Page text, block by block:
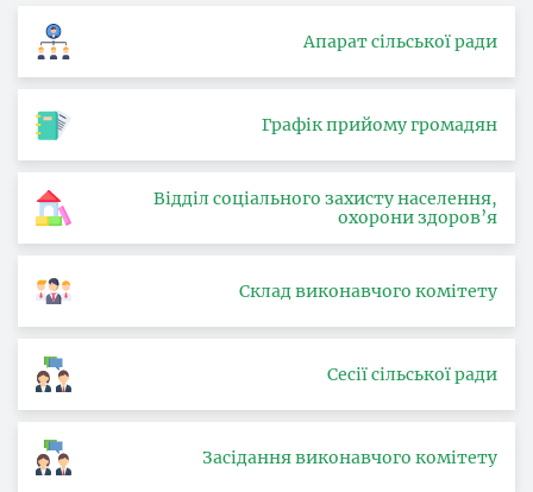
Апарат сільської ради
Графік прийому громадян
Відділ соціального захисту населення,
охорони здоров’я
Склад виконавчого комітету
Сесії сільської ради
Засідання виконавчого комітету